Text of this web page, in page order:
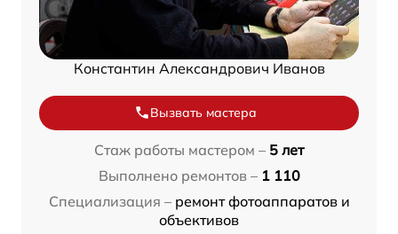
Константин Александрович Иванов
Вызвать мастера
Стаж работы мастером – 5 лет
Выполнено ремонтов – 1 110
Специализация – ремонт фотоаппаратов и
объективов